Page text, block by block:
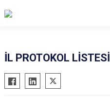
İL PROTOKOL LİSTESİ